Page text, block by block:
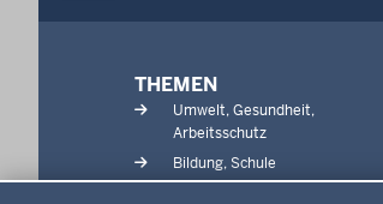
THEMEN
Umwelt, Gesundheit,
Arbeitsschutz
Bildung, Schule
Kommunalaufsicht, Planung,